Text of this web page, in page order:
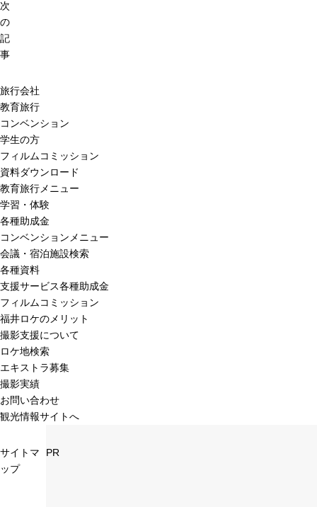
次
の
記
事
旅行会社
教育旅行
コンベンション
学生の方
フィルムコミッション
資料ダウンロード
教育旅行メニュー
学習・体験
各種助成金
コンベンションメニュー
会議・宿泊施設検索
各種資料
支援サービス各種助成金
フィルムコミッション
福井ロケのメリット
撮影支援について
ロケ地検索
エキストラ募集
撮影実績
お問い合わせ
観光情報サイトへ
サイトマ
ップ
PR